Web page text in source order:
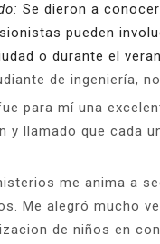
Se dieron a
pueden
o durante el
de ingeniería,
para mí una
y llamado que cada
me anima a
Me alegró mucho
de niños en